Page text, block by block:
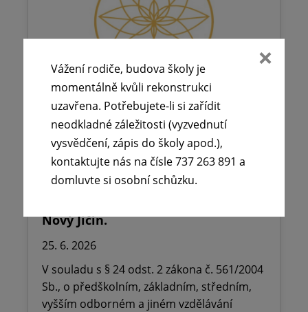
🪧Oznámení o udělení ředitelského
volna na ZŠ dr. Milady Horákové
Nový Jičín.
25. 6. 2026
V souladu s § 24 odst. 2 zákona č. 561/2004
Sb., o předškolním, základním, středním,
vyšším odborném a jiném vzdělávání
Vážení rodiče, budova školy je
momentálně kvůli rekonstrukci
uzavřena. Potřebujete-li si zařídit
neodkladné záležitosti (vyzvednutí
vysvědčení, zápis do školy apod.),
kontaktujte nás na čísle 737 263 891 a
domluvte si osobní schůzku.